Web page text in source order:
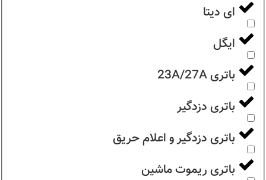
ای دیتا
ایگل
باتری 23A/27A
باتری دزدگیر
باتری دزدگیر و اعلام حریق
باتری ریموت ماشین